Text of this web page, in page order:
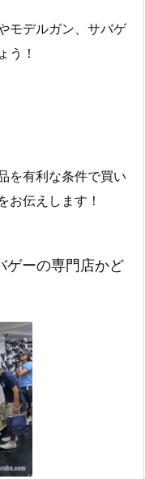
モデルガン、サバゲ
う！
を有利な条件で買い
お伝えします！
ゲーの専門店かど